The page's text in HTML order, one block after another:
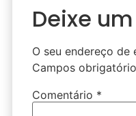
Deixe
O seu endereço de
Campos
Comentário *